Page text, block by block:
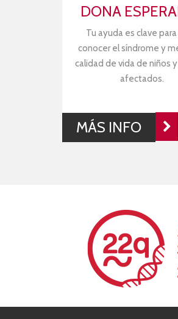
DONA
Tu ayuda es clave
conocer el síndrome y
calidad de vida de niños
afectados.
MÁS INFO